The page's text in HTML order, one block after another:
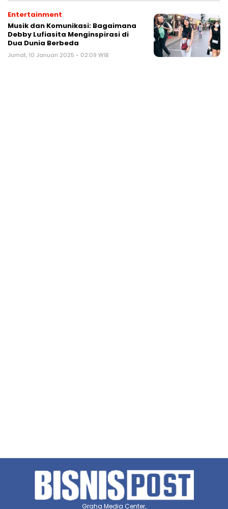
Entertainment
Musik dan Komunikasi: Bagaimana
Debby Lufiasita Menginspirasi di
Dua Dunia Berbeda
Jumat, 10 Januari 2025 - 02:09 WIB
Graha Media Center,